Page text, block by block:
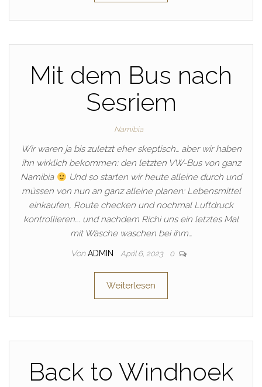
Mit dem Bus nach
Sesriem
Namibia
Wir waren ja bis zuletzt eher skeptisch… aber wir haben
ihn wirklich bekommen: den letzten VW-Bus von ganz
Namibia
Und so starten wir heute alleine durch und
müssen von nun an ganz alleine planen: Lebensmittel
einkaufen, Route checken und nochmal Luftdruck
kontrollieren…. und nachdem Richi uns ein letztes Mal
mit Wäsche waschen bei ihm…
Von ADMIN April 6, 2023 0
Weiterlesen
Back to Windhoek